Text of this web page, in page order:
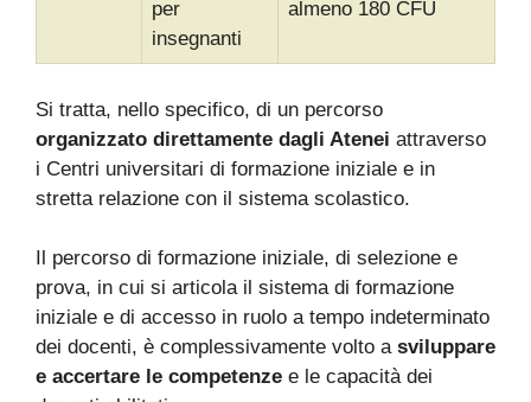
per
insegnanti
almeno 180 CFU
Si tratta, nello specifico, di un percorso
organizzato direttamente dagli Atenei attraverso
i Centri universitari di formazione iniziale e in
stretta relazione con il sistema scolastico.
Il percorso di formazione iniziale, di selezione e
prova, in cui si articola il sistema di formazione
iniziale e di accesso in ruolo a tempo indeterminato
dei docenti, è complessivamente volto a sviluppare
e accertare le competenze e le capacità dei